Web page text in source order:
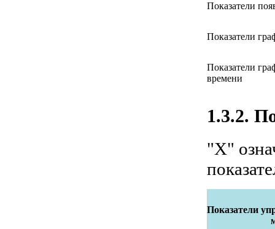
Показатели
Показатели
Показатели
времени
1.3.2.
"X"
Показатели